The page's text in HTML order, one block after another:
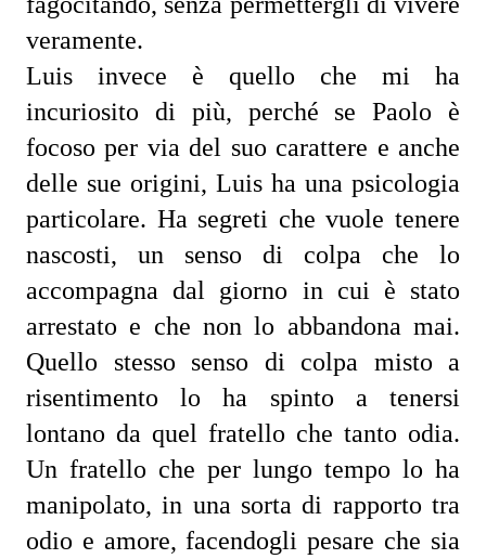
veramente.
Luis invece è quello che mi ha
incuriosito di più, perché se Paolo è
focoso per via del suo carattere e anche
delle sue origini, Luis ha una psicologia
particolare. Ha segreti che vuole tenere
nascosti, un senso di colpa che lo
accompagna dal giorno in cui è stato
arrestato e che non lo abbandona mai.
Quello stesso senso di colpa misto a
risentimento lo ha spinto a tenersi
lontano da quel fratello che tanto odia.
Un fratello che per lungo tempo lo ha
manipolato, in una sorta di rapporto tra
odio e amore, facendogli pesare che sia